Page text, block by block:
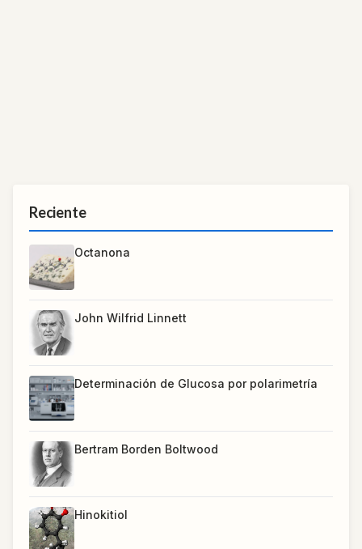
Reciente
Octanona
John Wilfrid Linnett
Determinación de Glucosa por polarimetría
Bertram Borden Boltwood
Hinokitiol